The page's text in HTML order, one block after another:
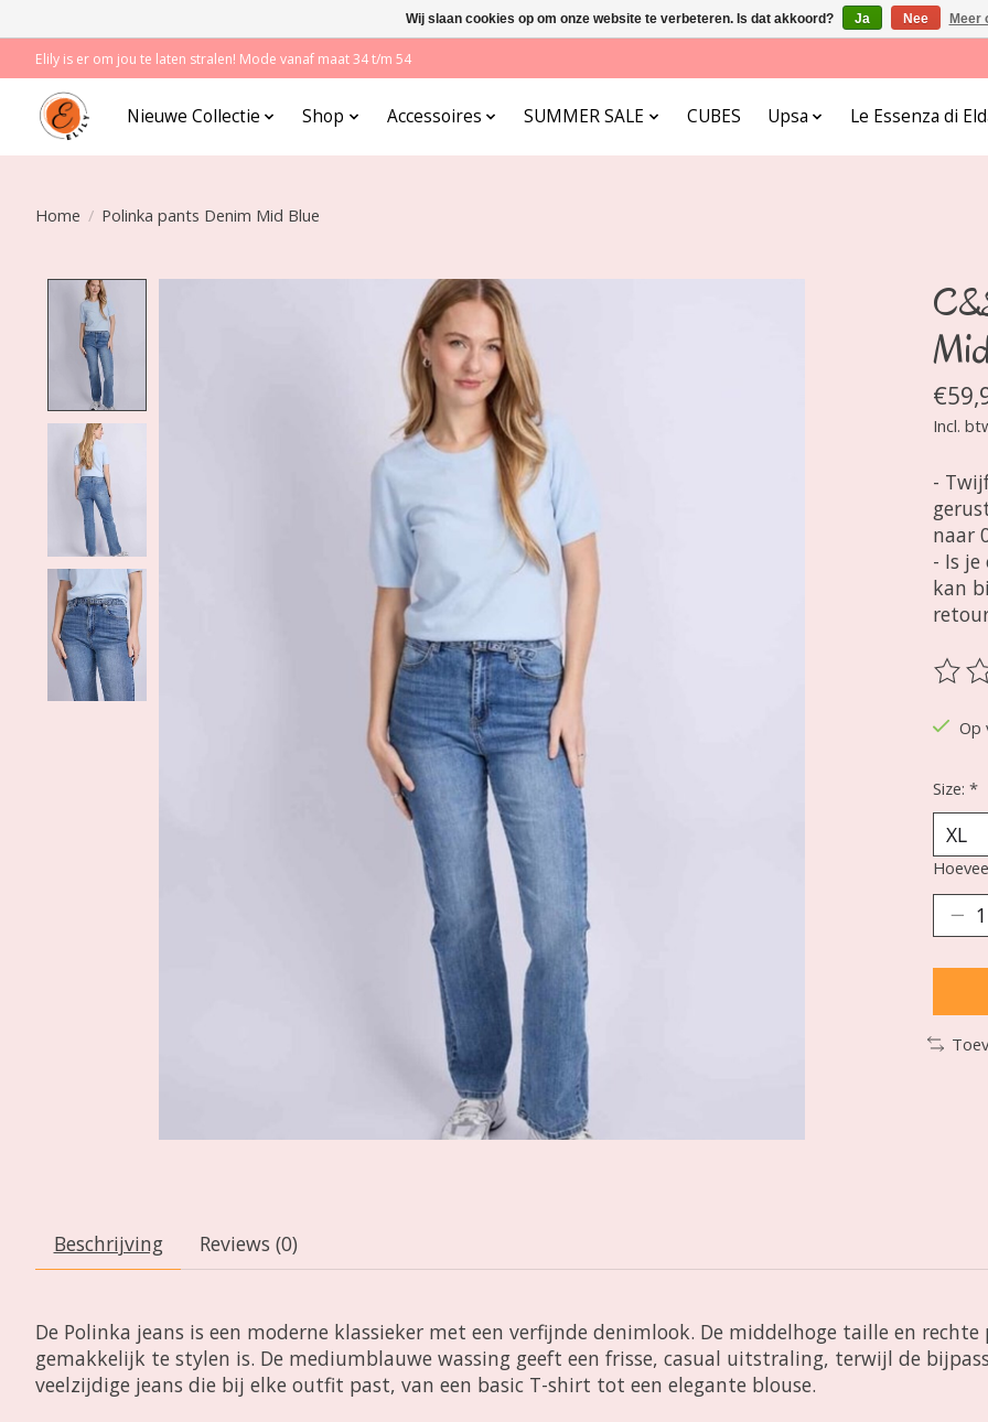
Elily is er om jou te laten stralen! Mode vanaf maat 34 t/m 54
Nieuwe Collectie Shop Accessoires SUMMER SALE CUBES Upsa Le Essenza di
Home / Polinka pants Denim Mid Blue
Product image slideshow Items
Incl.
-
naar
- Is
kan
De
Op
Size: *
Beschrijving Reviews (0)
De Polinka jeans is een moderne klassieker met een verfijnde denimlook. De middelhoge taille en
gemakkelijk te stylen is. De mediumblauwe wassing geeft een frisse, casual uitstraling, terwijl de
veelzijdige jeans die bij elke outfit past, van een basic T-shirt tot een elegante blouse.
Wij slaan cookies op om onze website te verbeteren. Is dat akkoord? Ja Nee Meer